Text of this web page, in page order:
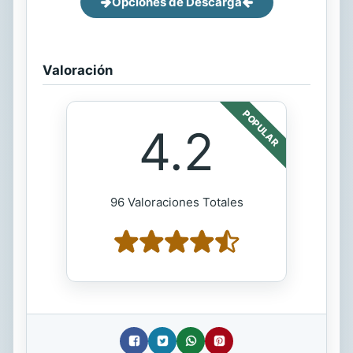
Valoración
POPULAR
4.2
96 Valoraciones Totales